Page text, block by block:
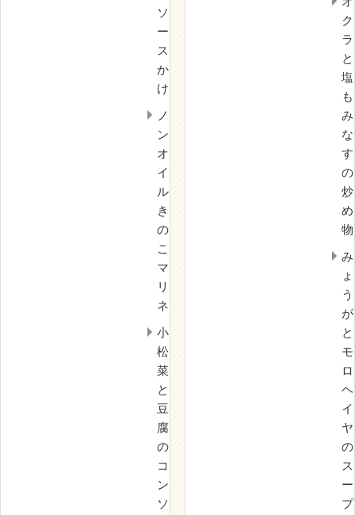
ソ
ー
ス
か
け
ノ
ン
オ
イ
ル
き
の
こ
マ
リ
ネ
小
松
菜
と
豆
腐
の
コ
ン
ソ
ク
ラ
と
塩
も
み
な
す
の
炒
め
物
み
ょ
う
が
と
モ
ロ
ヘ
イ
ヤ
の
ス
ー
プ